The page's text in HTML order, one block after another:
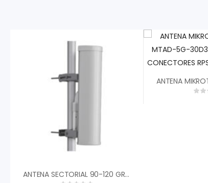
ANTENA SECTORIAL 90-120 GRADOS 18DBI 4.9-5.97 GHZ 35DB CAMBIUM NETWORKS APMP5FA 2X CONECTOR RPSMA